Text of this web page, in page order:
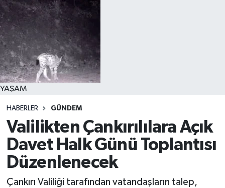
YAŞAM
HABERLER GÜNDEM
Valilikten Çankırılılara Açık
Davet Halk Günü Toplantısı
Düzenlenecek
Çankırı Valiliği tarafından vatandaşların talep,